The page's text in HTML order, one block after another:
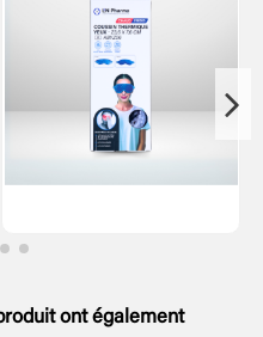
ont également